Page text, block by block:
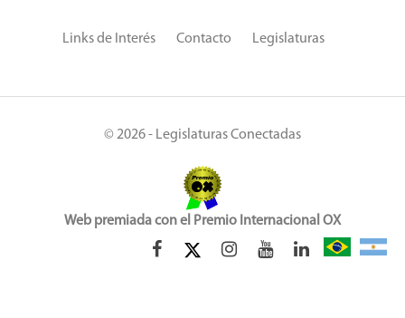
Links de Interés Contacto Legislaturas
© 2026 - Legislaturas Conectadas
Web premiada con el Premio Internacional OX